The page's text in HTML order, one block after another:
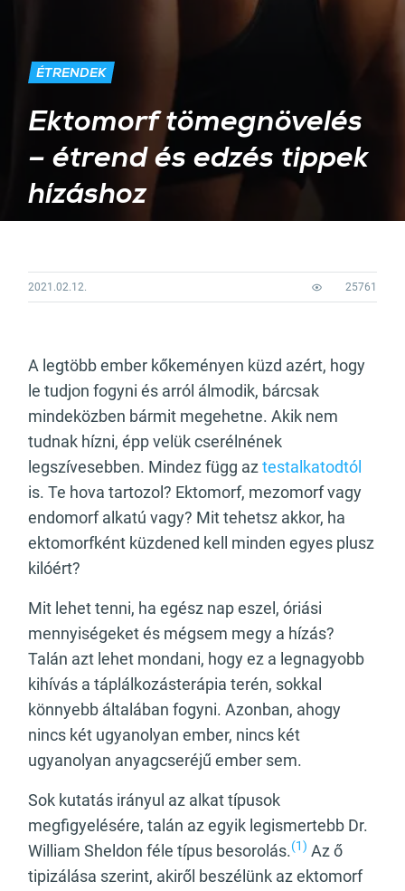
ÉTRENDEK
Ektomorf tömegnövelés
– étrend és edzés tippek
hízáshoz
2021.02.12. 25761
A legtöbb ember kőkeményen küzd azért, hogy
le tudjon fogyni és arról álmodik, bárcsak
mindeközben bármit megehetne. Akik nem
tudnak hízni, épp velük cserélnének
legszívesebben. Mindez függ az testalkatodtól
is. Te hova tartozol? Ektomorf, mezomorf vagy
endomorf alkatú vagy? Mit tehetsz akkor, ha
ektomorfként küzdened kell minden egyes plusz
kilóért?
Mit lehet tenni, ha egész nap eszel, óriási
mennyiségeket és mégsem megy a hízás?
Talán azt lehet mondani, hogy ez a legnagyobb
kihívás a táplálkozásterápia terén, sokkal
könnyebb általában fogyni. Azonban, ahogy
nincs két ugyanolyan ember, nincs két
ugyanolyan anyagcseréjű ember sem.
Sok kutatás irányul az alkat típusok
megfigyelésére, talán az egyik legismertebb Dr.
William Sheldon féle típus besorolás.(1) Az ő
tipizálása szerint, akiről beszélünk az ektomorf